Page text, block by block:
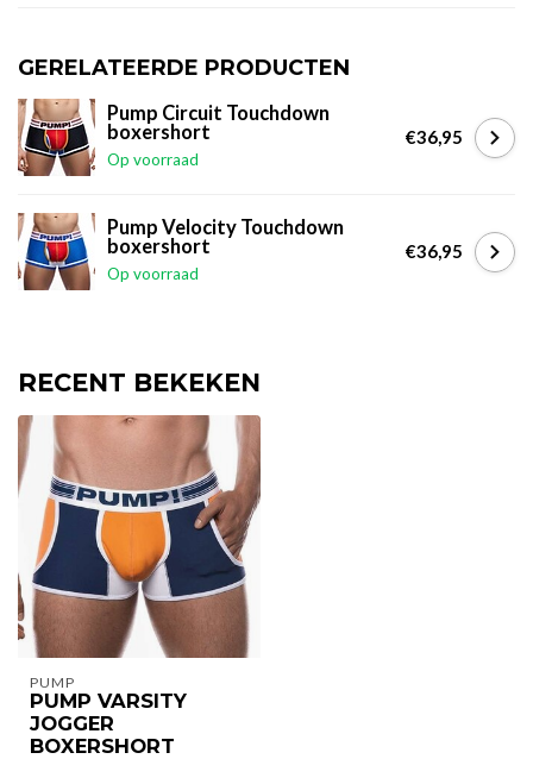
GERELATEERDE PRODUCTEN
Pump Circuit Touchdown
boxershort
Op voorraad
€36,95
Pump Velocity Touchdown
boxershort
Op voorraad
€36,95
RECENT BEKEKEN
PUMP
PUMP VARSITY
JOGGER
BOXERSHORT